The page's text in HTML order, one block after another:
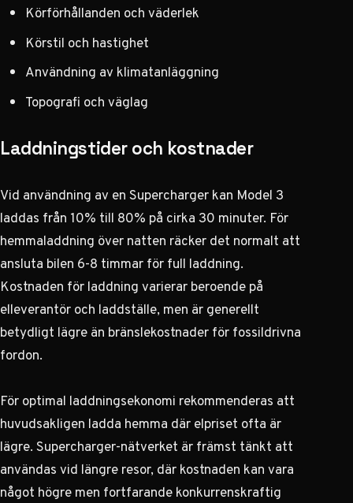
Körförhållanden och väderlek
Körstil och hastighet
Användning av klimatanläggning
Topografi och väglag
Laddningstider och kostnader
Vid användning av en Supercharger kan Model 3
laddas från 10% till 80% på cirka 30 minuter. För
hemmaladdning över natten räcker det normalt att
ansluta bilen 6-8 timmar för full laddning.
Kostnaden för laddning varierar beroende på
elleverantör och laddställe, men är generellt
betydligt lägre än bränslekostnader för fossildrivna
fordon.
För optimal laddningsekonomi rekommenderas att
huvudsakligen ladda hemma där elpriset ofta är
lägre. Supercharger-nätverket är främst tänkt att
användas vid längre resor, där kostnaden kan vara
något högre men fortfarande konkurrenskraftig